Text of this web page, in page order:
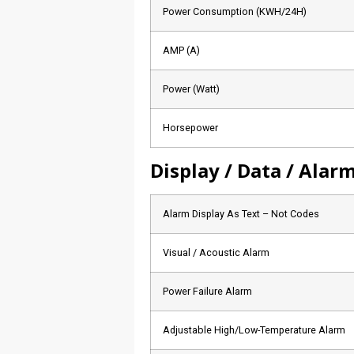
Power Consumption (KWH/24H)
AMP (A)
Power (Watt)
Horsepower
Display / Data /
Alarm Display As Text – Not Codes
Visual / Acoustic Alarm
Power Failure Alarm
Adjustable High/Low-Temperature Alarm